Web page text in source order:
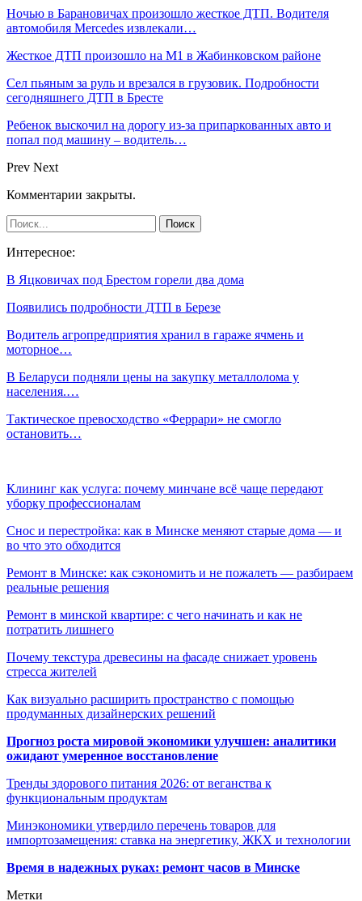
Ночью в Барановичах произошло жесткое ДТП. Водителя
автомобиля Mercedes извлекали…
Жесткое ДТП произошло на М1 в Жабинковском районе
Сел пьяным за руль и врезался в грузовик. Подробности
сегодняшнего ДТП в Бресте
Ребенок выскочил на дорогу из-за припаркованных авто и
попал под машину – водитель…
Prev Next
Комментарии закрыты.
Интересное:
В Яцковичах под Брестом горели два дома
Появились подробности ДТП в Березе
Водитель агропредприятия хранил в гараже ячмень и
моторное…
В Беларуси подняли цены на закупку металлолома у
населения.…
Тактическое превосходство «Феррари» не смогло
остановить…
Клининг как услуга: почему минчане всё чаще передают
уборку профессионалам
Снос и перестройка: как в Минске меняют старые дома — и
во что это обходится
Ремонт в Минске: как сэкономить и не пожалеть — разбираем
реальные решения
Ремонт в минской квартире: с чего начинать и как не
потратить лишнего
Почему текстура древесины на фасаде снижает уровень
стресса жителей
Как визуально расширить пространство с помощью
продуманных дизайнерских решений
Прогноз роста мировой экономики улучшен: аналитики
ожидают умеренное восстановление
Тренды здорового питания 2026: от веганства к
функциональным продуктам
Минэкономики утвердило перечень товаров для
импортозамещения: ставка на энергетику, ЖКХ и технологии
Время в надежных руках: ремонт часов в Минске
Метки